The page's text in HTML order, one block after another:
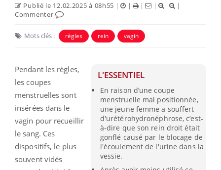
Publié le 12.02.2025 à 08h55 | | | |
|
Commenter
Mots clés : règles rein vagin
L'ESSENTIEL
En raison d’une coupe
menstruelle mal positionnée,
une jeune femme a souffert
d'urétérohydronéphrose, c’est-
à-dire que son rein droit était
gonflé causé par le blocage de
l'écoulement de l'urine dans la
vessie.
Pendant les règles,
les coupes
menstruelles sont
insérées dans le
vagin pour recueillir
le sang. Ces
dispositifs, le plus
souvent vidés